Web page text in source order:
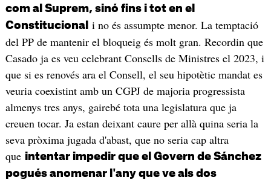
com al Suprem, sinó fins i tot en el
Constitucional i no és assumpte menor. La temptació
del PP de mantenir el bloqueig és molt gran. Recordin que
Casado ja es veu celebrant Consells de Ministres el 2023, i
que si es renovés ara el Consell, el seu hipotètic mandat es
veuria coexistint amb un CGPJ de majoria progressista
almenys tres anys, gairebé tota una legislatura que ja
creuen tocar. Ja estan deixant caure per allà quina seria la
seva pròxima jugada d'abast, que no seria cap altra
que intentar impedir que el Govern de Sánchez
pogués anomenar l'any que ve als dos